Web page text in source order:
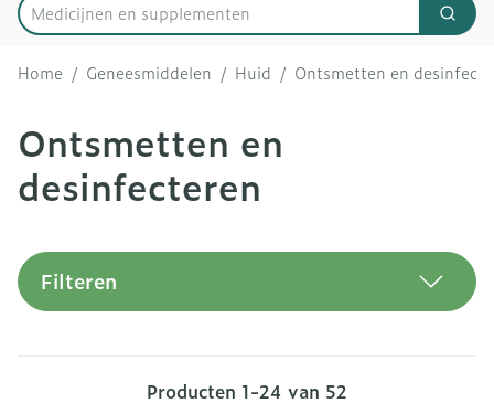
Product, merk, categorie...
Medicij Zoek
Home / Geneesmiddelen / Huid / Ontsmetten en
Ontsmetten en
desinfecteren
Filteren
Producten 1-24 van 52